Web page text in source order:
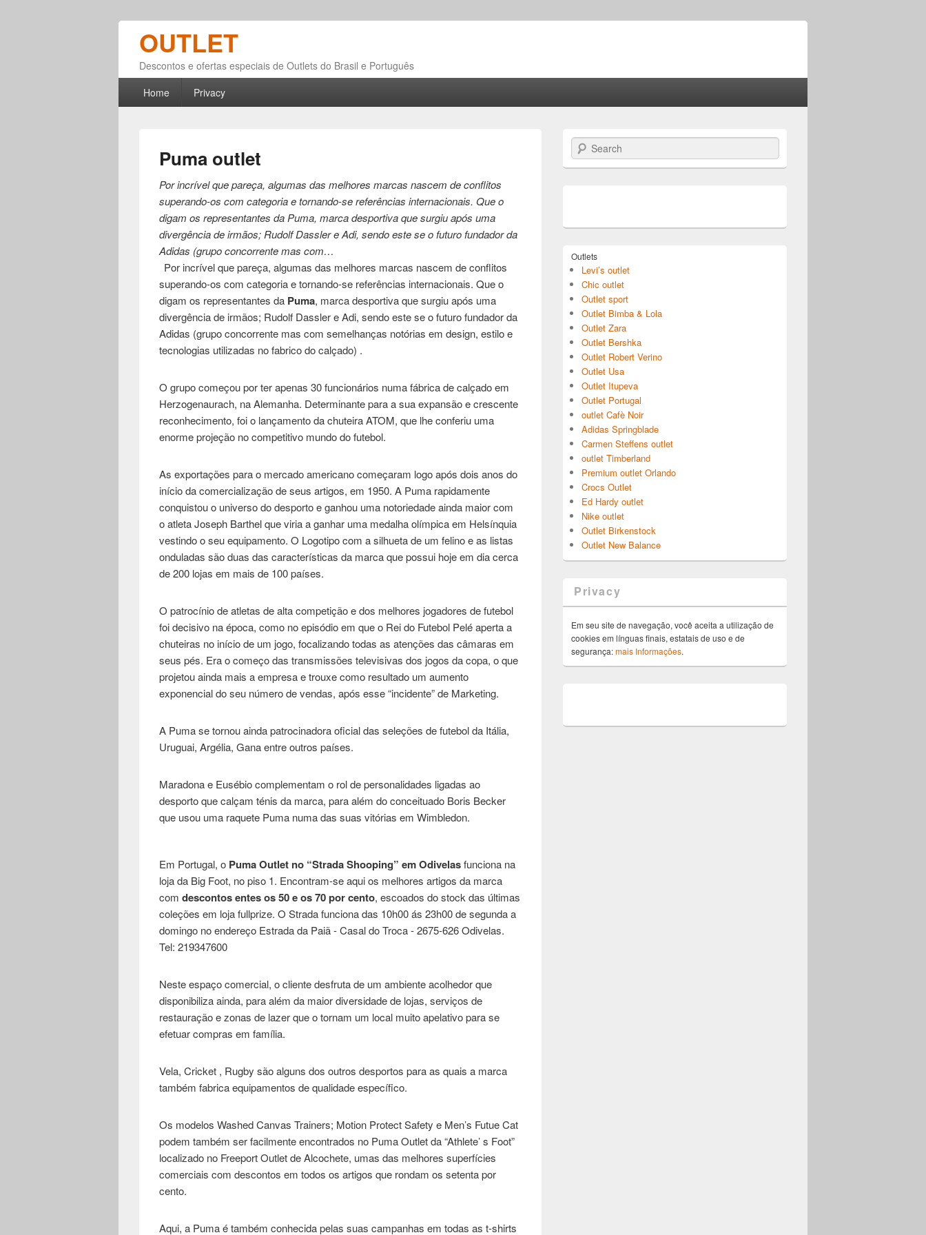
OUTLET
Descontos e ofertas especiais de Outlets do Brasil e Português
Primary menu
Skip to primary content
Skip to secondary content
Home Privacy
Puma outlet
Por incrível que pareça, algumas das melhores marcas nascem de conflitos
superando-os com categoria e tornando-se referências internacionais. Que o
digam os representantes da Puma, marca desportiva que surgiu após uma
divergência de irmãos; Rudolf Dassler e Adi, sendo este se o futuro fundador da
Adidas (grupo concorrente mas com…
Por incrível que pareça, algumas das melhores marcas nascem de conflitos
superando-os com categoria e tornando-se referências internacionais. Que o
digam os representantes da Puma, marca desportiva que surgiu após uma
divergência de irmãos; Rudolf Dassler e Adi, sendo este se o futuro fundador da
Adidas (grupo concorrente mas com semelhanças notórias em design, estilo e
tecnologias utilizadas no fabrico do calçado) .
O grupo começou por ter apenas 30 funcionários numa fábrica de calçado em
Herzogenaurach, na Alemanha. Determinante para a sua expansão e crescente
reconhecimento, foi o lançamento da chuteira ATOM, que lhe conferiu uma
enorme projeção no competitivo mundo do futebol.
As exportações para o mercado americano começaram logo após dois anos do
início da comercialização de seus artigos, em 1950. A Puma rapidamente
conquistou o universo do desporto e ganhou uma notoriedade ainda maior com
o atleta Joseph Barthel que viria a ganhar uma medalha olímpica em Helsínquia
vestindo o seu equipamento. O Logotipo com a silhueta de um felino e as listas
onduladas são duas das características da marca que possui hoje em dia cerca
de 200 lojas em mais de 100 países.
O patrocínio de atletas de alta competição e dos melhores jogadores de futebol
foi decisivo na época, como no episódio em que o Rei do Futebol Pelé aperta a
chuteiras no início de um jogo, focalizando todas as atenções das câmaras em
seus pés. Era o começo das transmissões televisivas dos jogos da copa, o que
projetou ainda mais a empresa e trouxe como resultado um aumento
exponencial do seu número de vendas, após esse “incidente” de Marketing.
A Puma se tornou ainda patrocinadora oficial das seleções de futebol da Itália,
Uruguai, Argélia, Gana entre outros países.
Maradona e Eusébio complementam o rol de personalidades ligadas ao
desporto que calçam ténis da marca, para além do conceituado Boris Becker
que usou uma raquete Puma numa das suas vitórias em Wimbledon.
Em Portugal, o Puma Outlet no “Strada Shooping” em Odivelasfunciona na
loja da Big Foot, no piso 1. Encontram-se aqui os melhores artigos da marca
com descontos entes os 50 e os 70 por cento, escoados do stock das últimas
coleções em loja fullprize. O Strada funciona das 10h00 ás 23h00 de segunda a
domingo no endereço Estrada da Paiã - Casal do Troca - 2675-626 Odivelas.
Tel: 219347600
Neste espaço comercial, o cliente desfruta de um ambiente acolhedor que
disponibiliza ainda, para além da maior diversidade de lojas, serviços de
restauração e zonas de lazer que o tornam um local muito apelativo para se
efetuar compras em família.
Vela, Cricket , Rugby são alguns dos outros desportos para as quais a marca
também fabrica equipamentos de qualidade específico.
Os modelos Washed Canvas Trainers; Motion Protect Safety e Men’s Futue Cat
podem também ser facilmente encontrados no Puma Outlet da “Athlete’ s Foot”
localizado no Freeport Outlet de Alcochete, umas das melhores superfícies
comerciais com descontos em todos os artigos que rondam os setenta por
cento.
Aqui, a Puma é também conhecida pelas suas campanhas em todas as t-shirts
Search
Outlets
Levi’s outlet
Chic outlet
Outlet sport
Outlet Bimba & Lola
Outlet Zara
Outlet Bershka
Outlet Robert Verino
Outlet Usa
Outlet Itupeva
Outlet Portugal
outlet Cafè Noir
Adidas Springblade
Carmen Steffens outlet
outlet Timberland
Premium outlet Orlando
Crocs Outlet
Ed Hardy outlet
Nike outlet
Outlet Birkenstock
Outlet New Balance
Privacy
Em seu site de navegação, você aceita a utilização de
cookies em línguas finais, estatais de uso e de
segurança:mais Informações.